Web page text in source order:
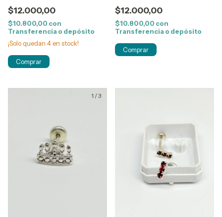
$12.000,00
$10.800,00 con
Transferencia o depósito
¡Solo quedan 4en stock!
$12.000,00
$10.800,00 con
Transferencia o depósito
1 /3